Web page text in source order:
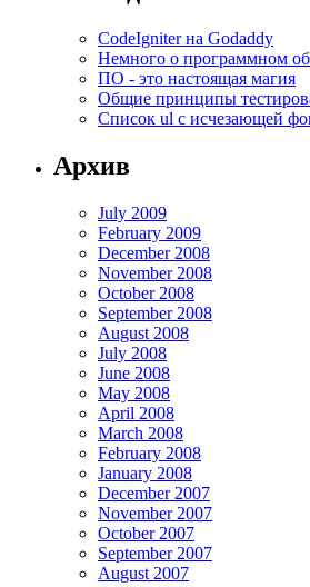
CodeIgniter на Godaddy
Немного о программном
ПО - это настоящая магия
Общие принципы
Список ul c исчезающей
Архив
July 2009
February 2009
December 2008
November 2008
October 2008
September 2008
August 2008
July 2008
June 2008
May 2008
April 2008
March 2008
February 2008
January 2008
December 2007
November 2007
October 2007
September 2007
August 2007